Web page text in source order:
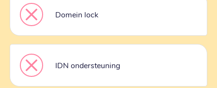
Domein lock
IDN ondersteuning